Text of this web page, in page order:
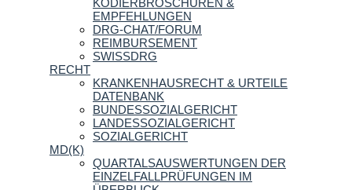
KODIERBROSCHÜREN &
EMPFEHLUNGEN
DRG-CHAT/FORUM
REIMBURSEMENT
SWISSDRG
RECHT
KRANKENHAUSRECHT & URTEILE
DATENBANK
BUNDESSOZIALGERICHT
LANDESSOZIALGERICHT
SOZIALGERICHT
MD(K)
QUARTALSAUSWERTUNGEN DER
EINZELFALLPRÜFUNGEN IM